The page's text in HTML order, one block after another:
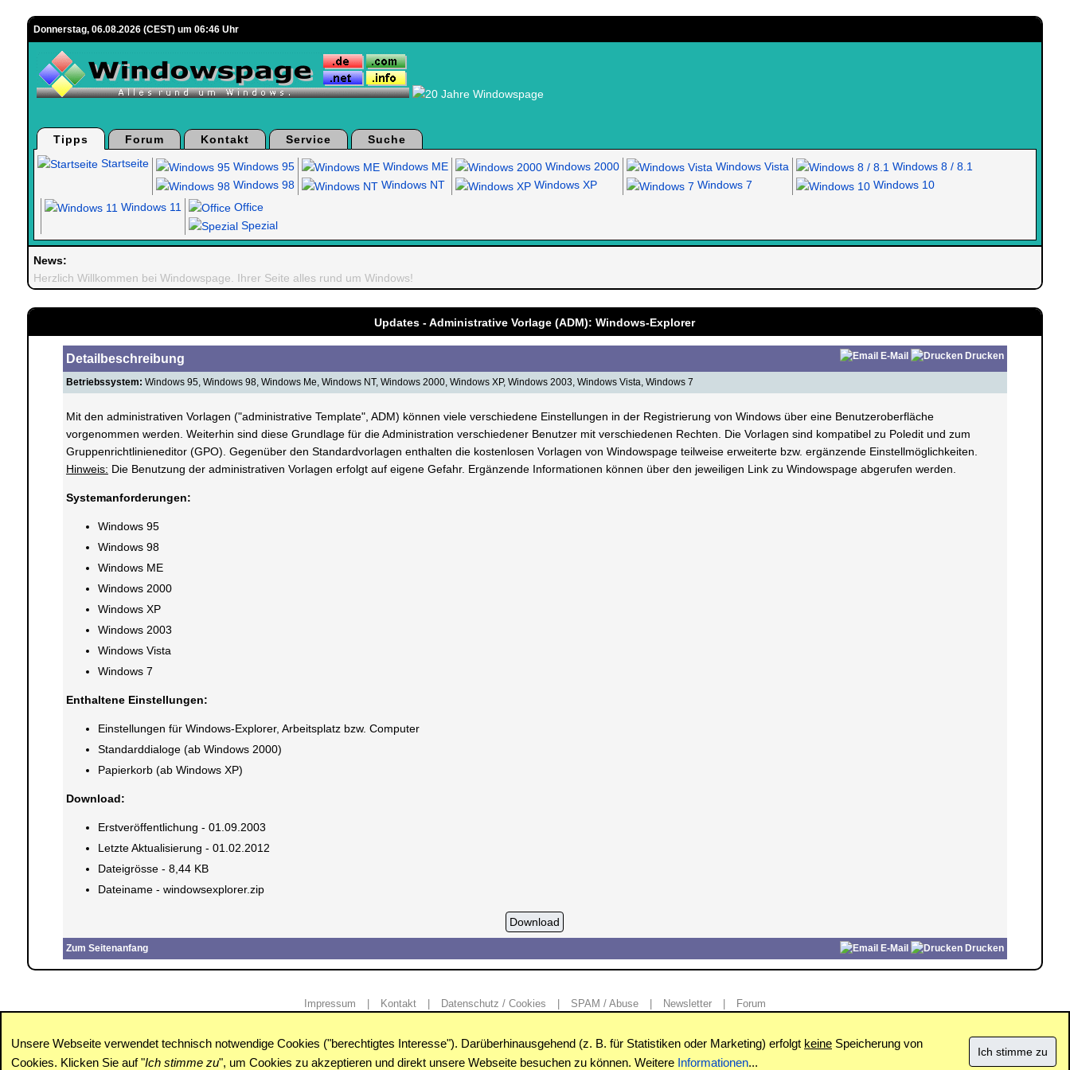
Donnerstag, 06.08.2026 (CEST) um 06:46 Uhr
Tipps Forum Kontakt Service
Suche
Startseite
Windows 95
Windows 98
Windows ME
Windows NT
Windows 2000
Windows XP
Windows Vista
Windows 7
Windows 8 / 8.1
Windows 10
Windows 11
Office
Spezial
News:
Herzlich Willkommen bei Windowspage. Ihrer Seite alles rund um Windows!
Updates - Administrative Vorlage (ADM): Windows-Explorer
Detailbeschreibung E-Mail Drucken
Betriebssystem: Windows 95, Windows 98, Windows Me, Windows NT, Windows 2000, Windows XP, Windows 2003, Windows Vista, Windows 7
Mit den administrativen Vorlagen ("administrative Template", ADM) können viele verschiedene Einstellungen in der Registrierung von Windows über eine Benutzeroberfläche
vorgenommen werden. Weiterhin sind diese Grundlage für die Administration verschiedener Benutzer mit verschiedenen Rechten. Die Vorlagen sind kompatibel zu Poledit und zum
Gruppenrichtlinieneditor (GPO). Gegenüber den Standardvorlagen enthalten die kostenlosen Vorlagen von Windowspage teilweise erweiterte bzw. ergänzende Einstellmöglichkeiten.
Hinweis: Die Benutzung der administrativen Vorlagen erfolgt auf eigene Gefahr. Ergänzende Informationen können über den jeweiligen Link zu Windowspage abgerufen werden.
Systemanforderungen:
Windows 95
Windows 98
Windows ME
Windows 2000
Windows XP
Windows 2003
Windows Vista
Windows 7
Enthaltene Einstellungen:
Einstellungen für Windows-Explorer, Arbeitsplatz bzw. Computer
Standarddialoge (ab Windows 2000)
Papierkorb (ab Windows XP)
Download:
Erstveröffentlichung - 01.09.2003
Letzte Aktualisierung - 01.02.2012
Dateigrösse - 8,44 KB
Dateiname - windowsexplorer.zip
Zum Seitenanfang E-Mail Drucken
Unsere Webseite verwendet technisch notwendige Cookies ("berechtigtes Interesse"). Darüberhinausgehend (z. B. für Statistiken oder Marketing) erfolgt keine Speicherung von
Cookies. Klicken Sie auf "Ich stimme zu", um Cookies zu akzeptieren und direkt unsere Webseite besuchen zu können. Weitere Informationen...
Impressum Kontakt Datenschutz / Cookies SPAM / Abuse Newsletter Forum
Copyright © www.windowspage.de 2001-2026.